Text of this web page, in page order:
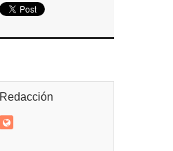
Redacción